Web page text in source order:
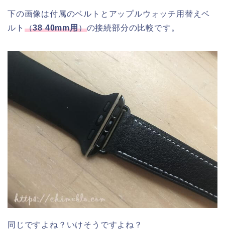
下の画像は付属のベルトとアップルウォッチ用替えベ
ルト （38 40mm用）の接続部分の比較です。
同じですよね？いけそうですよね？